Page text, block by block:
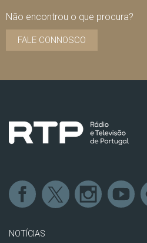
Não encontrou o que procura?
FALE CONNOSCO
NOTÍCIAS